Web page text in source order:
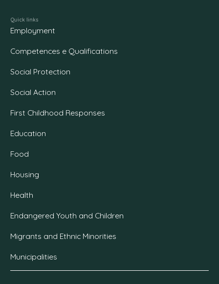
Quick links
Employment
Competences e Qualifications
Social Protection
Social Action
First Childhood Responses
Education
Food
Housing
Health
Endangered Youth and Children
Migrants and Ethnic Minorities
Municipalities